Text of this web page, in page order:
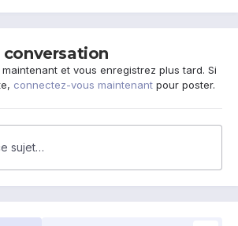
conversation
et vous enregistrez plus tard. Si
connectez-vous maintenant pour poster.
sujet…